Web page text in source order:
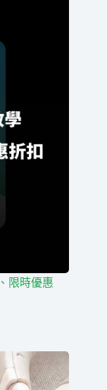
限時優惠